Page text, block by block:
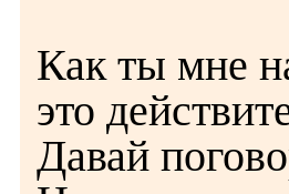
Как ты мне
это
Давай